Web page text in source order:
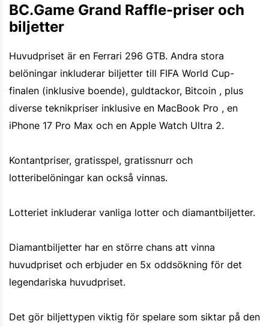
BC.Game Grand Raffle-priser och
biljetter
Huvudpriset är en Ferrari 296 GTB. Andra stora
belöningar inkluderar biljetter till FIFA World Cup-
finalen (inklusive boende), guldtackor, Bitcoin , plus
diverse teknikpriser inklusive en MacBook Pro , en
iPhone 17 Pro Max och en Apple Watch Ultra 2.
Kontantpriser, gratisspel, gratissnurr och
lotteribelöningar kan också vinnas.
Lotteriet inkluderar vanliga lotter och diamantbiljetter.
Diamantbiljetter har en större chans att vinna
huvudpriset och erbjuder en 5x oddsökning för det
legendariska huvudpriset.
Det gör biljettypen viktig för spelare som siktar på den